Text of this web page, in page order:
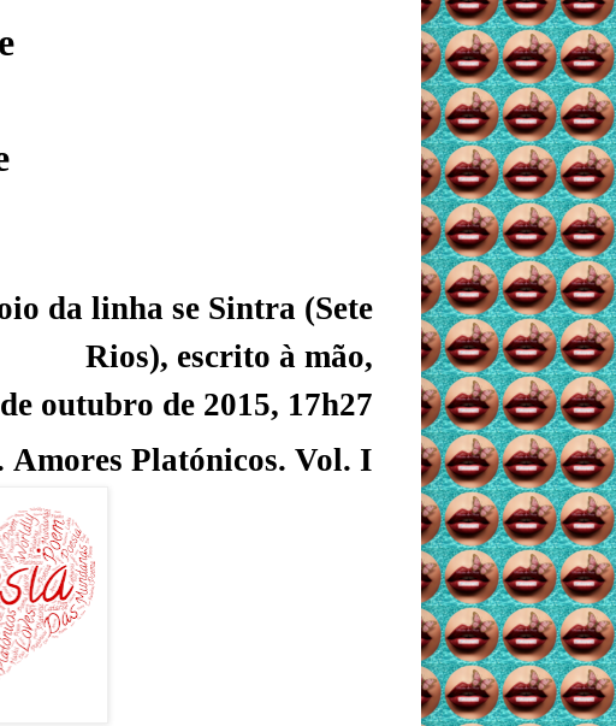
da linha se Sintra (Sete
Rios), escrito à mão,
outubro de 2015, 17h27
Amores Platónicos. Vol. I